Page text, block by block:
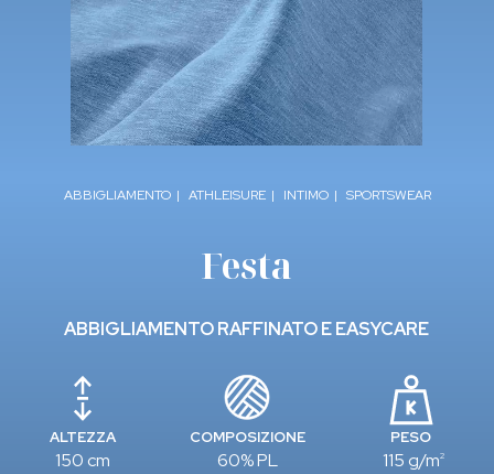
ABBIGLIAMENTO ATHLEISURE INTIMO SPORTSWEAR
Festa
ABBIGLIAMENTO RAFFINATO E EASYCARE
ALTEZZA
150 cm
COMPOSIZIONE
60% PL
PESO
115 g/m2